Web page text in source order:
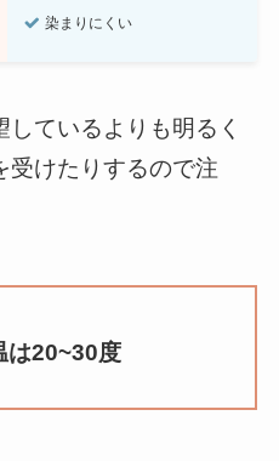
染まりにくい
ているよりも明るく
受けたりするので注
は20~30度